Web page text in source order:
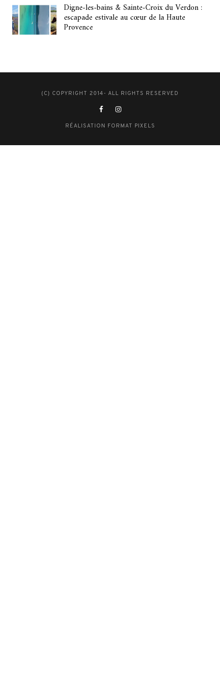
Digne-les-bains & Sainte-Croix du Verdon :
escapade estivale au cœur de la Haute
Provence
(C) COPYRIGHT 2014- ALL RIGHTS RESERVED
RÉALISATION FORMAT PIXELS